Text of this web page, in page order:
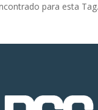
para esta Tag.